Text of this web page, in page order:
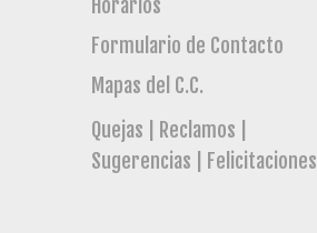
Horarios
Formulario de Contacto
Mapas del C.C.
Quejas | Reclamos |
Sugerencias | Felicitaciones
Flamingo